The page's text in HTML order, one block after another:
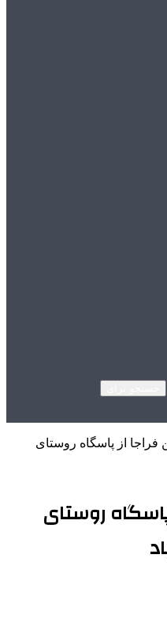
فراجا از پاسگاه روستای
پاسگاه روستای